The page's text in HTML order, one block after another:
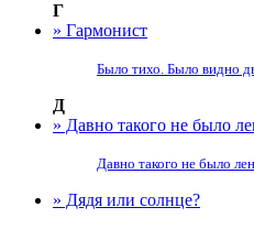
Г
» Гармонист
Было тихо. Было видно
Д
» Давно такого не было
Давно такого не было
» Дядя или солнце?